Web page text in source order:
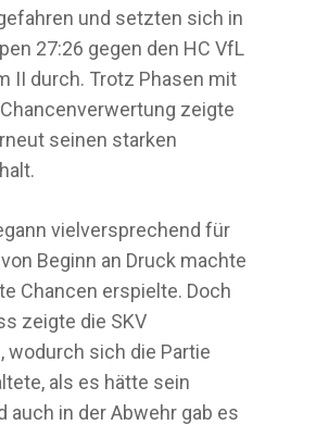
und setzten sich in
27:26 gegen den HC VfL
II durch. Trotz Phasen mit
zeigte
seinen starken
vielversprechend für
von Beginn an Druck machte
Chancen erspielte. Doch
zeigte die SKV
wodurch sich die Partie
als es hätte sein
auch in der Abwehr gab es